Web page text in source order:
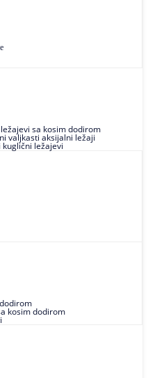
sa kosim dodirom
valjkasti aksijalni ležaji
ležajevi
kosim dodirom